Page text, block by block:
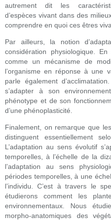
autrement dit les
d’espèces vivant dans des
comprendre en quoi ces êtres
Par ailleurs, la notion
considération physiologique.
comme un mécanisme de
l’organisme en réponse à une
parle également
s’adapter à son
phénotype et de son
d’une phénoplasticité.
Finalement, on remarque que
distinguent essentiellement
L’adaptation au sens évolutif
temporelles, à l’échelle de la
l’adaptation au sens
périodes temporelles, à une
l’individu. C’est à travers le
étudierons comment les
environnementaux. Nous
morpho-anatomiques des